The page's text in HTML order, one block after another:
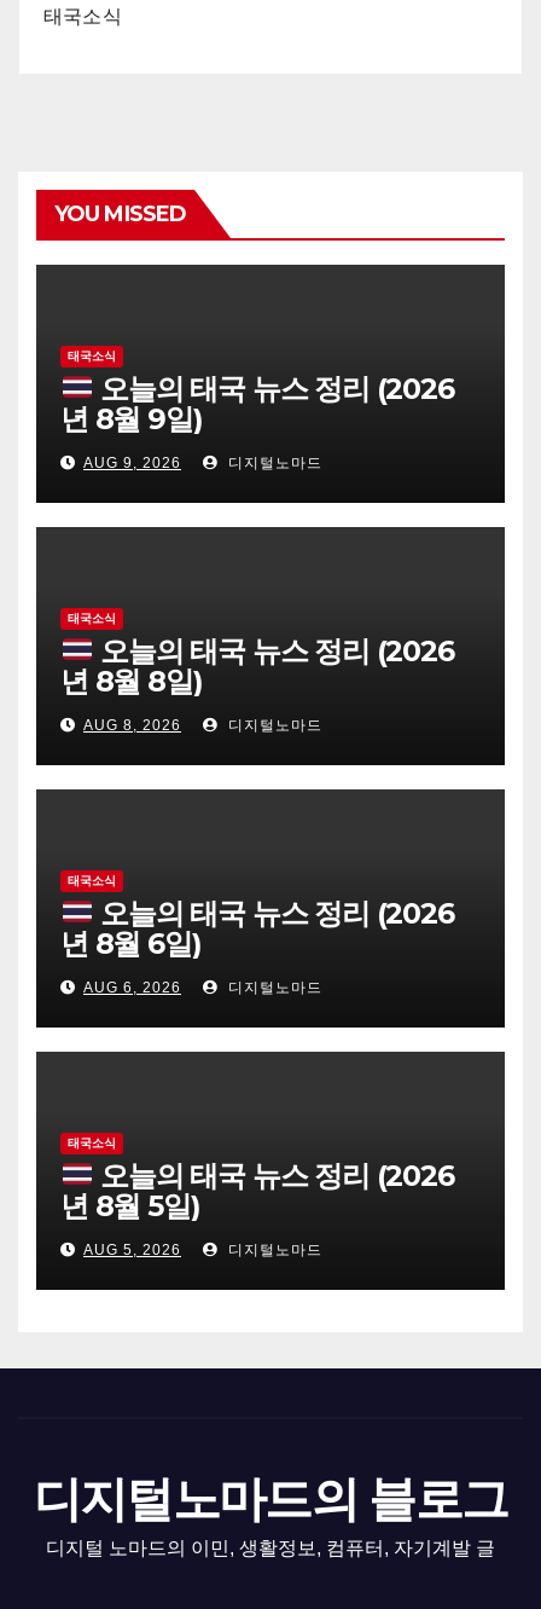
태국소식
YOU MISSED
태국소식
오늘의 태국 뉴스 정리 (2026
년 8월 9일)
AUG 9, 2026 디지털노마드
태국소식
오늘의 태국 뉴스 정리 (2026
년 8월 8일)
AUG 8, 2026 디지털노마드
태국소식
오늘의 태국 뉴스 정리 (2026
년 8월 6일)
AUG 6, 2026 디지털노마드
태국소식
오늘의 태국 뉴스 정리 (2026
년 8월 5일)
AUG 5, 2026 디지털노마드
디지털노마드의 블로그
디지털 노마드의 이민, 생활정보, 컴퓨터, 자기계발 글